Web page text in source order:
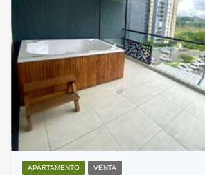
APARTAMENTO VENTA